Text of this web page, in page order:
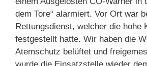
dem Tore“ alarmiert. Vor Ort war
Rettungsdienst, welcher die hohe
festgestellt hatte. Wir haben die
Atemschutz belüftet und